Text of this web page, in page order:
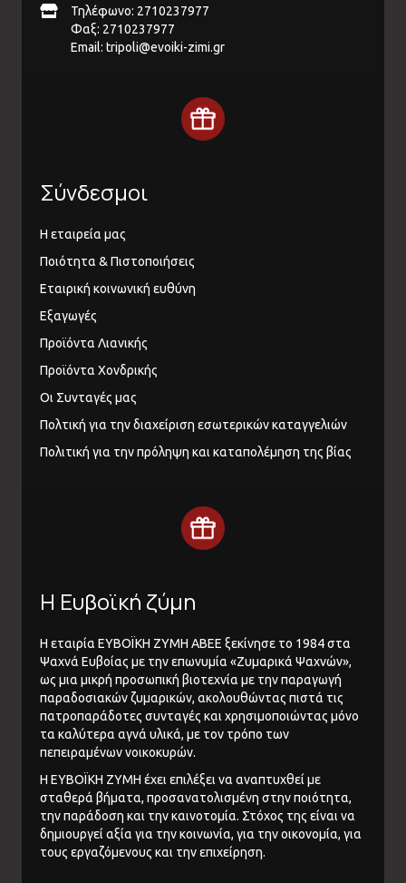
Τηλέφωνο: 2710237977
Φαξ: 2710237977
Email: tripoli@evoiki-zimi.gr
Σύνδεσμοι
Η εταιρεία μας
Ποιότητα & Πιστοποιήσεις
Εταιρική κοινωνική ευθύνη
Εξαγωγές
Προϊόντα Λιανικής
Προϊόντα Χονδρικής
Οι Συνταγές μας
Πολτική για την διαχείριση εσωτερικών καταγγελιών
Πολιτική για την πρόληψη και καταπολέμηση της βίας
Η Ευβοϊκή ζύμη
Η εταιρία ΕΥΒΟΪΚΗ ΖΥΜΗ ΑΒΕΕ ξεκίνησε το 1984 στα
Ψαχνά Ευβοίας με την επωνυμία «Ζυμαρικά Ψαχνών»,
ως μια μικρή προσωπική βιοτεχνία με την παραγωγή
παραδοσιακών ζυμαρικών, ακολουθώντας πιστά τις
πατροπαράδοτες συνταγές και χρησιμοποιώντας μόνο
τα καλύτερα αγνά υλικά, με τον τρόπο των
πεπειραμένων νοικοκυρών.
Η ΕΥΒΟΪΚΗ ΖΥΜΗ έχει επιλέξει να αναπτυχθεί με
σταθερά βήματα, προσανατολισμένη στην ποιότητα,
την παράδοση και την καινοτομία. Στόχος της είναι να
δημιουργεί αξία για την κοινωνία, για την οικονομία, για
τους εργαζόμενους και την επιχείρηση.